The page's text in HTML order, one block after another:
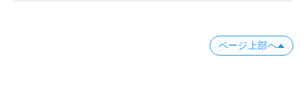
ページ上部へ